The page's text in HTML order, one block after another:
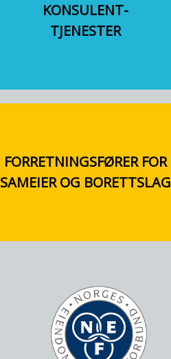
KONSULENT-
TJENESTER
FORRETNINGSFØRER FOR
SAMEIER OG BORETTSLAG